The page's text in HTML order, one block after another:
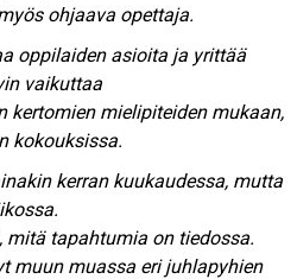
ohjaava opettaja.
oppilaiden asioita ja yrittää
vaikuttaa
kertomien mielipiteiden mukaan,
kokouksissa.
kerran kuukaudessa, mutta
mitä tapahtumia on tiedossa.
muun muassa eri juhlapyhien